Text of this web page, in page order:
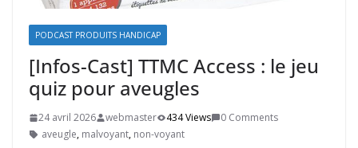
PODCAST PRODUITS HANDICAP
[Infos-Cast] TTMC Access : le jeu
quiz pour aveugles
24 avril 2026 webmaster 434 Views
0 Comments
aveugle, malvoyant, non-voyant